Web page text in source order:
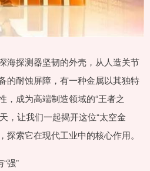
海探测器坚韧的外壳，从人造关节
的耐蚀屏障，有一种金属以其独特
，成为高端制造领域的“王者之
让我们一起揭开这位“太空金
探索它在现代工业中的核心作用。
强”